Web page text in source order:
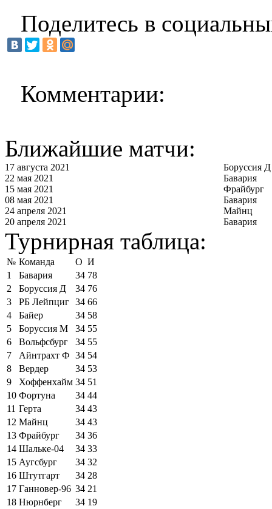
Поделитесь в
Комментарии:
Ближайшие матчи:
17 августа 2021
Боруссия Д
22 мая 2021
Бавария
15 мая 2021
Фрайбург
08 мая 2021
Бавария
24 апреля 2021
Майнц
20 апреля 2021
Бавария
Турнирная таблица:
№ Команда О И
1
Бавария 34 78
2
Боруссия Д 34 76
3
РБ Лейпциг 34 66
4
Байер 34 58
5
Боруссия М 34 55
6
Вольфсбург 34 55
7
Айнтрахт Ф 34 54
8
Вердер 34 53
9
Хоффенхайм 34 51
10 Фортуна 34 44
11 Герта 34 43
12 Майнц 34 43
13 Фрайбург 34 36
14 Шальке-04 34 33
15 Аугсбург 34 32
16 Штутгарт 34 28
17 Ганновер-96 34 21
18 Нюрнберг 34 19